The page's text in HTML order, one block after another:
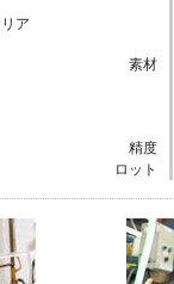
ア
素材
精度
ロット